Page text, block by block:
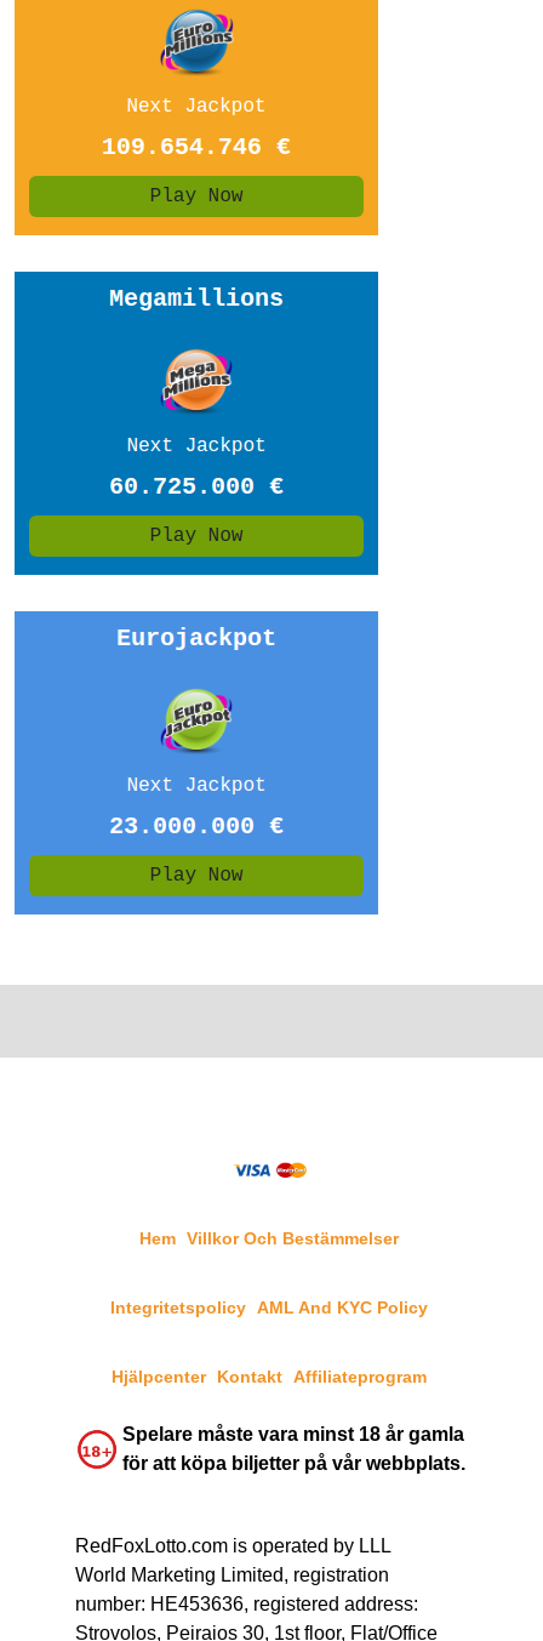
Hem Villkor Och Bestämmelser
Integritetspolicy AML And KYC Policy
Hjälpcenter Kontakt Affiliateprogram
Spelare måste vara minst 18 år gamla
för att köpa biljetter på vår webbplats.
RedFoxLotto.com is operated by LLL
World Marketing Limited, registration
number: HE453636, registered address:
Strovolos, Peiraios 30, 1st floor, Flat/Office